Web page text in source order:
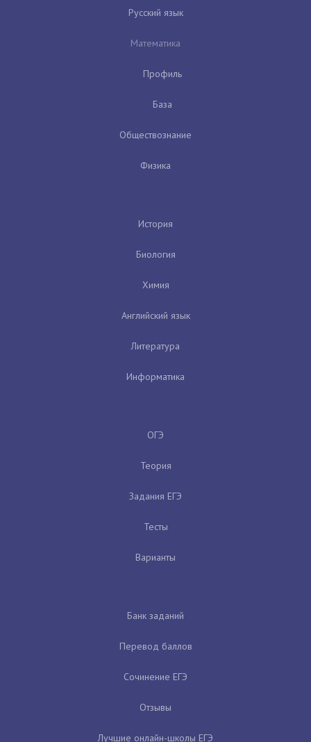
Русский язык
Математика
Профиль
База
Обществознание
Физика
История
Биология
Химия
Английский язык
Литература
Информатика
ОГЭ
Теория
Задания ЕГЭ
Тесты
Варианты
Банк заданий
Перевод баллов
Сочинение ЕГЭ
Отзывы
Лучшие онлайн-школы ЕГЭ